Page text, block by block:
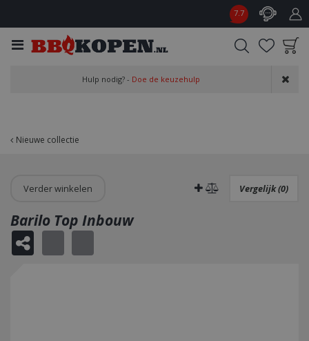
Nieuwe collectie
7.7
aan wensenlijst
Hulp nodig? - Doe de keuzehulp
Verder winkelen Vergelijk (0)
Barilo Top Inbouw